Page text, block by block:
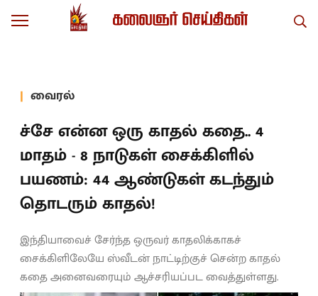
வைரல்
ச்சே என்ன ஒரு காதல் கதை.. 4
மாதம் - 8 நாடுகள் சைக்கிளில்
பயணம்: 44 ஆண்டுகள் கடந்தும்
தொடரும் காதல்!
இந்தியாவைச் சேர்ந்த ஒருவர் காதலிக்காகச்
சைக்கிளிலேயே ஸ்வீடன் நாட்டிற்குச் சென்ற காதல்
கதை அனைவரையும் ஆச்சரியப்பட வைத்துள்ளது.